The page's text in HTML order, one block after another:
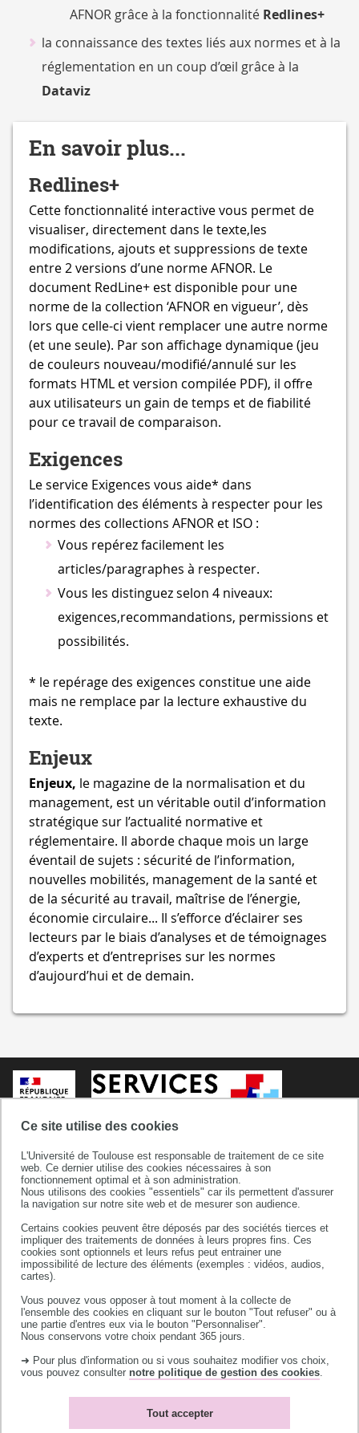
Ce site utilise des cookies
L'Université de Toulouse est responsable de traitement de ce site
web. Ce dernier utilise des cookies nécessaires à son
fonctionnement optimal et à son administration.
Nous utilisons des cookies "essentiels" car ils permettent d'assurer
la navigation sur notre site web et de mesurer son audience.
Certains cookies peuvent être déposés par des sociétés tierces et
impliquer des traitements de données à leurs propres fins. Ces
cookies sont optionnels et leurs refus peut entrainer une
impossibilité de lecture des éléments (exemples : vidéos, audios,
cartes).
Vous pouvez vous opposer à tout moment à la collecte de
l'ensemble des cookies en cliquant sur le bouton "Tout refuser" ou à
une partie d'entres eux via le bouton "Personnaliser".
Nous conservons votre choix pendant 365 jours.
➜ Pour plus d'information ou si vous souhaitez modifier vos choix,
vous pouvez consulter notre politique de gestion des cookies
Tout accepter
AFNOR grâce à la fonctionnalité Redlines+
la connaissance des textes liés aux normes et à la
réglementation en un coup d’œil grâce à la
Dataviz
En savoir plus...
Redlines+
Cette fonctionnalité interactive vous permet de
visualiser, directement dans le texte,les
modifications, ajouts et suppressions de texte
entre 2 versions d’une norme AFNOR. Le
document RedLine+ est disponible pour une
norme de la collection ‘AFNOR en vigueur’, dès
lors que celle-ci vient remplacer une autre norme
(et une seule). Par son affichage dynamique (jeu
de couleurs nouveau/modifié/annulé sur les
formats HTML et version compilée PDF), il offre
aux utilisateurs un gain de temps et de fiabilité
pour ce travail de comparaison.
Exigences
Le service Exigences vous aide* dans
l’identification des éléments à respecter pour les
normes des collections AFNOR et ISO :
Vous repérez facilement les
articles/paragraphes à respecter.
Vous les distinguez selon 4 niveaux:
exigences,recommandations, permissions et
possibilités.
* le repérage des exigences constitue une aide
mais ne remplace par la lecture exhaustive du
texte.
Enjeux
Enjeux, le magazine de la normalisation et du
management, est un véritable outil d’information
stratégique sur l’actualité normative et
réglementaire. Il aborde chaque mois un large
éventail de sujets : sécurité de l’information,
nouvelles mobilités, management de la santé et
de la sécurité au travail, maîtrise de l’énergie,
économie circulaire... Il s’efforce d’éclairer ses
lecteurs par le biais d’analyses et de témoignages
d’experts et d’entreprises sur les normes
d’aujourd’hui et de demain.
Service Commun de Documentation
118 route de Narbonne
31062 TOULOUSE CEDEX 9
Nous contacter
Nous connaître
Partenariats